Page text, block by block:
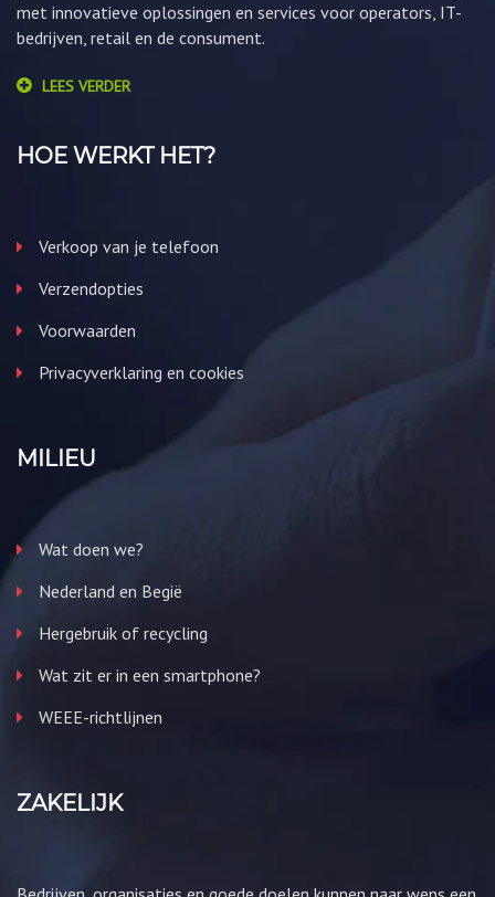
met innovatieve oplossingen en services voor operators, IT-
bedrijven, retail en de consument.
LEES VERDER
HOE WERKT HET?
Verkoop van je telefoon
Verzendopties
Voorwaarden
Privacyverklaring en cookies
MILIEU
Wat doen we?
Nederland en Begië
Hergebruik of recycling
Wat zit er in een smartphone?
WEEE-richtlijnen
ZAKELIJK